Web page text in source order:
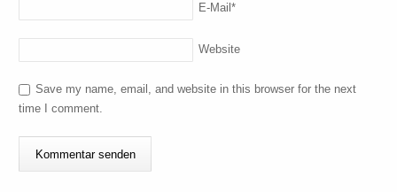
E-Mail*
Website
Save my name, email, and website in this browser for the next
time I comment.